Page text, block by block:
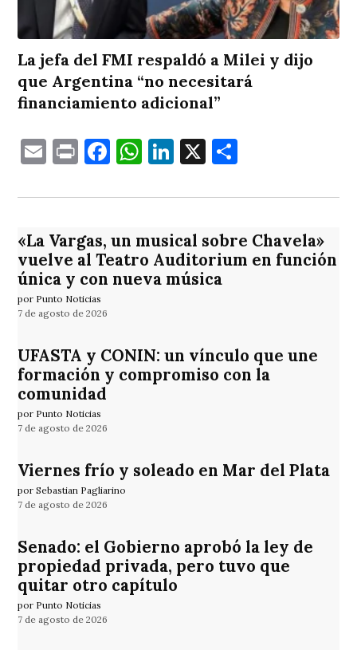
La jefa del FMI respaldó a Milei y dijo
que Argentina “no necesitará
financiamiento adicional”
EmailPrintFacebook
WhatsApp
LinkedIn
X
«La Vargas, un musical sobre Chavela»
vuelve al Teatro Auditorium en función
única y con nueva música
por Punto Noticias
7 de agosto de 2026
UFASTA y CONIN: un vínculo que une
formación y compromiso con la
comunidad
por Punto Noticias
7 de agosto de 2026
Viernes frío y soleado en Mar del Plata
por Sebastian Pagliarino
7 de agosto de 2026
Senado: el Gobierno aprobó la ley de
propiedad privada, pero tuvo que
quitar otro capítulo
por Punto Noticias
7 de agosto de 2026